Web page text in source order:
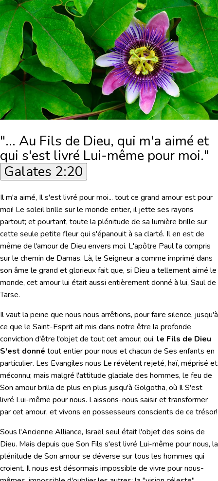
"... Au Fils de Dieu, qui m'a aimé et
qui s'est livré Lui-même pour moi."
Galates 2:20
Il m'a aimé, Il s'est livré pour moi... tout ce grand amour est pour
moi! Le soleil brille sur le monde entier, il jette ses rayons
partout; et pourtant, toute la plénitude de sa lumière brille sur
cette seule petite fleur qui s'épanouit à sa clarté. Il en est de
même de l'amour de Dieu envers moi. L'apôtre Paul l'a compris
sur le chemin de Damas. Là, le Seigneur a comme imprimé dans
son âme le grand et glorieux fait que, si Dieu a tellement aimé le
monde, cet amour lui était aussi entièrement donné à lui, Saul de
Tarse.
Il vaut la peine que nous nous arrêtions, pour faire silence, jusqu'à
ce que le Saint-Esprit ait mis dans notre être la profonde
conviction d'être l'objet de tout cet amour; oui, le Fils de Dieu
S'est donné tout entier pour nous et chacun de Ses enfants en
particulier. Les Evangiles nous Le révèlent rejeté, haï, méprisé et
méconnu; mais malgré l'attitude glaciale des hommes, le feu de
Son amour brilla de plus en plus jusqu'à Golgotha, où Il S'est
livré Lui-même pour nous. Laissons-nous saisir et transformer
par cet amour, et vivons en possesseurs conscients de ce trésor!
Sous l'Ancienne Alliance, Israël seul était l'objet des soins de
Dieu. Mais depuis que Son Fils s'est livré Lui-même pour nous, la
plénitude de Son amour se déverse sur tous les hommes qui
croient. Il nous est désormais impossible de vivre pour nous-